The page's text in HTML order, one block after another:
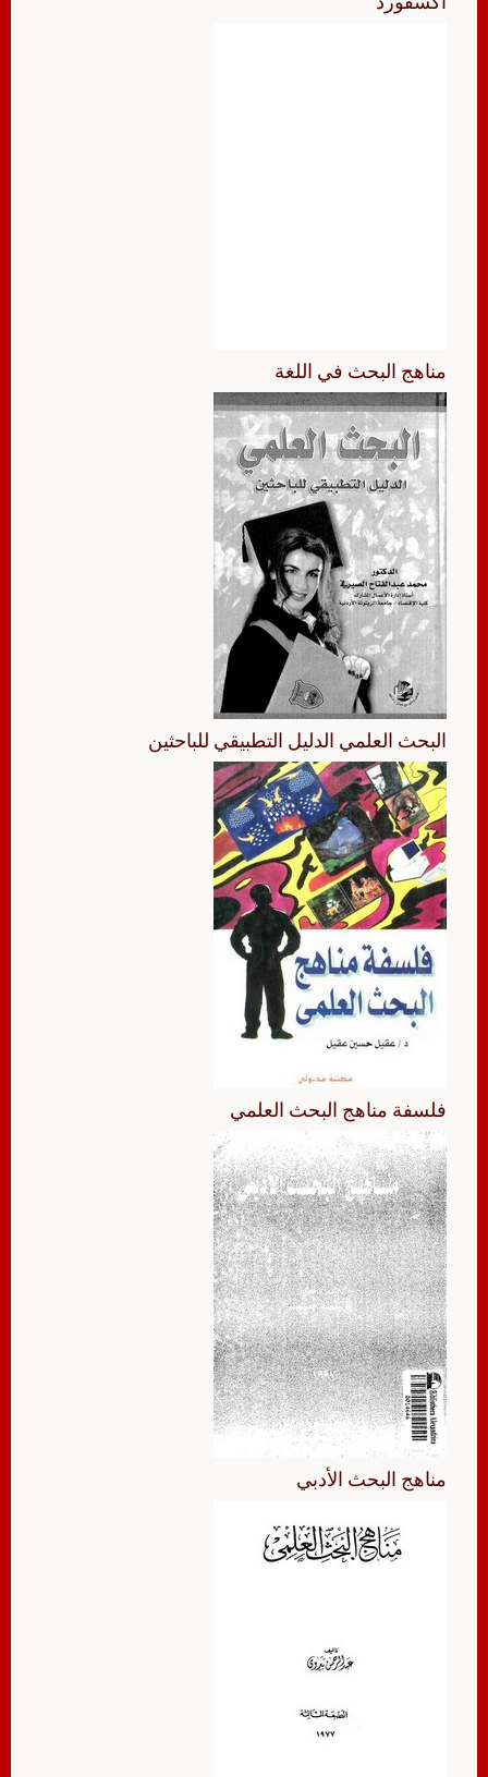
مناهج البحث في اللغة
البحث العلمي الدليل التطبيقي للباحثين
فلسفة مناهج البحث العلمي
مناهج البحث الأدبي